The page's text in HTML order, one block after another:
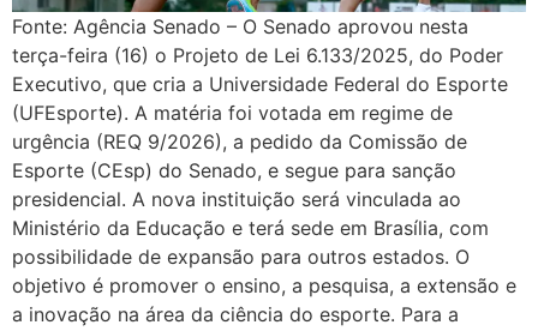
Fonte: Agência Senado – O Senado aprovou nesta
terça-feira (16) o Projeto de Lei 6.133/2025, do Poder
Executivo, que cria a Universidade Federal do Esporte
(UFEsporte). A matéria foi votada em regime de
urgência (REQ 9/2026), a pedido da Comissão de
Esporte (CEsp) do Senado, e segue para sanção
presidencial. A nova instituição será vinculada ao
Ministério da Educação e terá sede em Brasília, com
possibilidade de expansão para outros estados. O
objetivo é promover o ensino, a pesquisa, a extensão e
a inovação na área da ciência do esporte. Para a